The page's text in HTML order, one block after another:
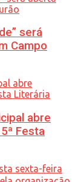
será
Campo
abre
Festa